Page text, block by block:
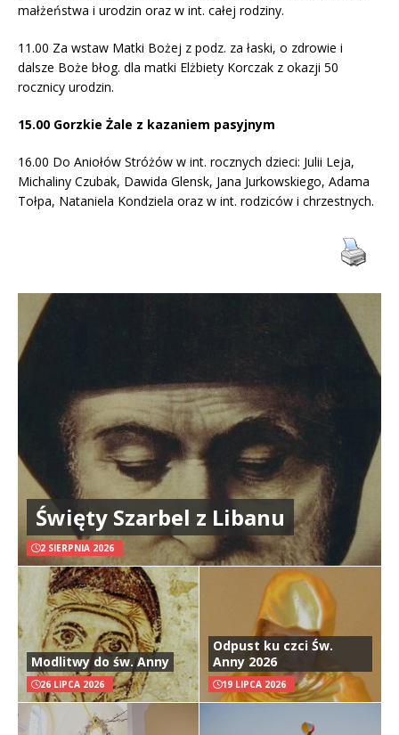
małżeństwa i urodzin oraz w int. całej rodziny.
11.00 Za wstaw Matki Bożej z podz. za łaski, o zdrowie i
dalsze Boże błog. dla matki Elżbiety Korczak z okazji 50
rocznicy urodzin.
15.00 Gorzkie Żale z kazaniem pasyjnym
16.00 Do Aniołów Stróżów w int. rocznych dzieci: Julii Leja,
Michaliny Czubak, Dawida Glensk, Jana Jurkowskiego, Adama
Tołpa, Nataniela Kondziela oraz w int. rodziców i chrzestnych.
Święty Szarbel z Libanu
2 SIERPNIA 2026
Modlitwy do św. Anny
26 LIPCA 2026
Odpust ku czci Św.
Anny 2026
19 LIPCA 2026